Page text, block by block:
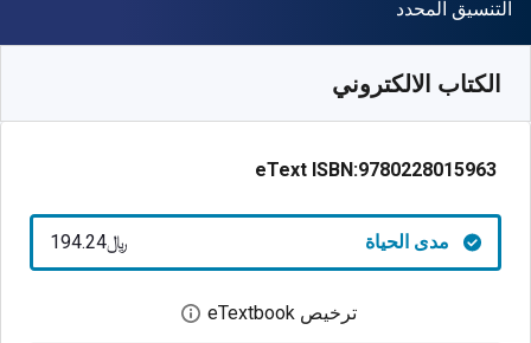
شكل
التنسيق المحدد
الكتاب الالكتروني
eText ISBN:9780228015963
مدى الحياة ﷼‎194.24
ترخيص eTextbook افتح مربع حوار